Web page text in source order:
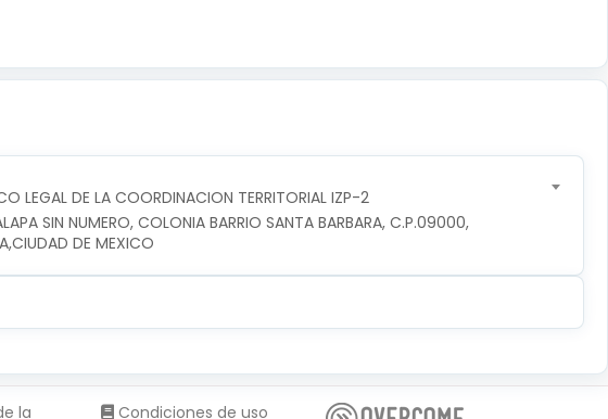
LEGAL DE LA COORDINACION TERRITORIAL IZP-2
SIN NUMERO, COLONIA BARRIO SANTA BARBARA, C.P.09000,
DE MEXICO
la Condiciones de uso